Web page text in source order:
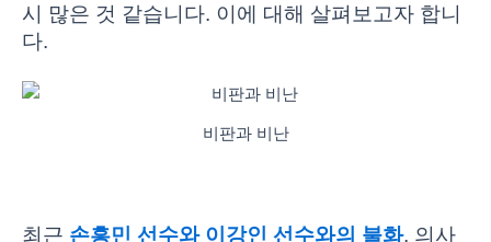
시 많은 것 같습니다. 이에 대해 살펴보고자 합니
다.
비판과 비난
최근 손흥민 선수와 이강인 선수와의 불화, 의사